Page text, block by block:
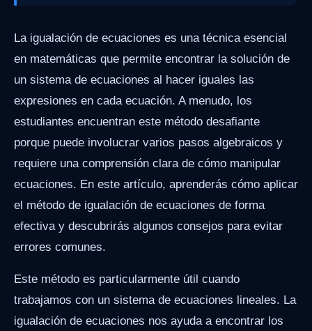
La igualación de ecuaciones es una técnica esencial
en matemáticas que permite encontrar la solución de
un sistema de ecuaciones al hacer iguales las
expresiones en cada ecuación. A menudo, los
estudiantes encuentran este método desafiante
porque puede involucrar varios pasos algebraicos y
requiere una comprensión clara de cómo manipular
ecuaciones. En este artículo, aprenderás cómo aplicar
el método de igualación de ecuaciones de forma
efectiva y descubrirás algunos consejos para evitar
errores comunes.
Este método es particularmente útil cuando
trabajamos con un sistema de ecuaciones lineales. La
igualación de ecuaciones nos ayuda a encontrar los